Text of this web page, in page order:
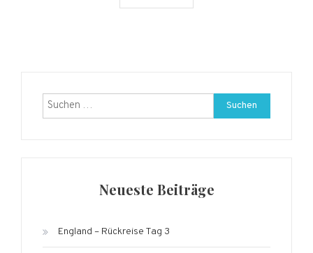
Suchen
nach:
Neueste Beiträge
England – Rückreise Tag 3